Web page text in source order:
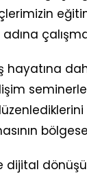
hayatına
dijital